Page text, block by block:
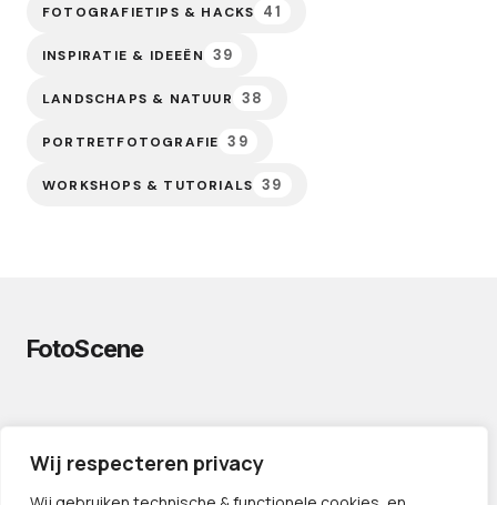
Wij respecteren privacy
FOTOGRAFIETIPS & HACKS 41
INSPIRATIE & IDEEËN 39
LANDSCHAPS & NATUUR 38
PORTRETFOTOGRAFIE 39
WORKSHOPS & TUTORIALS 39
FotoScene
CONTACT